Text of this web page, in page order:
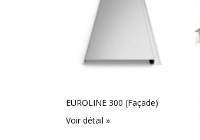
EUROLINE 300 (Façade)
Voir détail »